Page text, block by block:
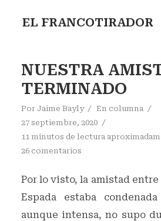
EL FRANCOTIRADOR
NUESTRA
TERMINADO
Por Jaime Bayly En columna
27 septiembre, 2020
11 minutos de lectura
26 comentarios
Por lo visto, la amistad entre
Espada estaba
aunque intensa, no supo